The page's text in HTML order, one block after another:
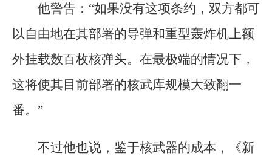
他警告：“如果没有这项条约，双方都可
以自由地在其部署的导弹和重型轰炸机上额
外挂载数百枚核弹头。在最极端的情况下，
这将使其目前部署的核武库规模大致翻一
番。”
不过他也说，鉴于核武器的成本，《新